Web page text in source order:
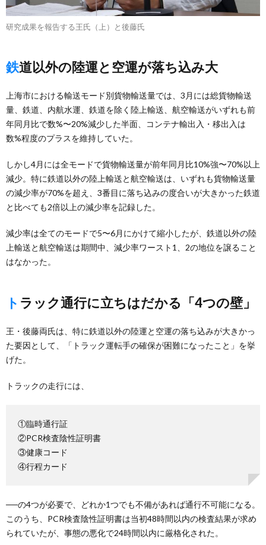
研究成果を報告する王氏（上）と後藤氏
鉄道以外の陸運と空運が落ち込み大
上海市における輸送モード別貨物輸送量では、3月には総貨物輸送
量、鉄道、内航水運、鉄道を除く陸上輸送、航空輸送がいずれも前
年同月比で数%〜20%減少した半面、コンテナ輸出入・移出入は
数%程度のプラスを維持していた。
しかし4月には全モードで貨物輸送量が前年同月比10%強〜70%以上
減少。特に鉄道以外の陸上輸送と航空輸送は、いずれも貨物輸送量
の減少率が70%を超え、3番目に落ち込みの度合いが大きかった鉄道
と比べても2倍以上の減少率を記録した。
減少率は全てのモードで5〜6月にかけて縮小したが、鉄道以外の陸
上輸送と航空輸送は期間中、減少率ワースト1、2の地位を譲ること
はなかった。
トラック通行に立ちはだかる「4つの壁」
王・後藤両氏は、特に鉄道以外の陸運と空運の落ち込みが大きかっ
た要因として、「トラック運転手の確保が困難になったこと」を挙
げた。
トラックの走行には、
①臨時通行証
②PCR検査陰性証明書
③健康コード
④行程カード
──の4つが必要で、どれか1つでも不備があれば通行不可能になる。
このうち、PCR検査陰性証明書は当初48時間以内の検査結果が求め
られていたが、事態の悪化で24時間以内に厳格化された。